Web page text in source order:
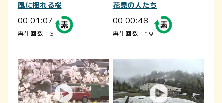
風に揺れる桜
00:01:07
再生回数：3
花見の人たち
00:00:48
再生回数：19